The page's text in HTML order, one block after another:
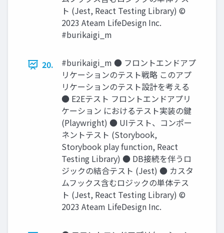
ト (Jest, React Testing Library) ©
2023 Ateam LifeDesign Inc.
#burikaigi_m
20.
#burikaigi_m ● フロントエンドアプ
リケーションのテスト戦略 このアプ
リケーションのテスト設計を考える
● E2Eテスト フロントエンドアプリ
ケーション におけるテスト実装の鍵
(Playwright) ● UIテスト、コンポー
ネントテスト (Storybook,
Storybook play function, React
Testing Library) ● DB接続を伴うロ
ジックの結合テスト (Jest) ● カスタ
ムフックス含むロジックの単体テス
ト (Jest, React Testing Library) ©
2023 Ateam LifeDesign Inc.